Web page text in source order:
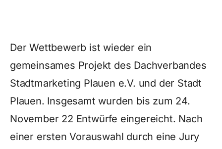
Der Wettbewerb ist wieder ein
gemeinsames Projekt des Dachverbandes
Stadtmarketing Plauen e.V. und der Stadt
Plauen. Insgesamt wurden bis zum 24.
November 22 Entwürfe eingereicht. Nach
einer ersten Vorauswahl durch eine Jury